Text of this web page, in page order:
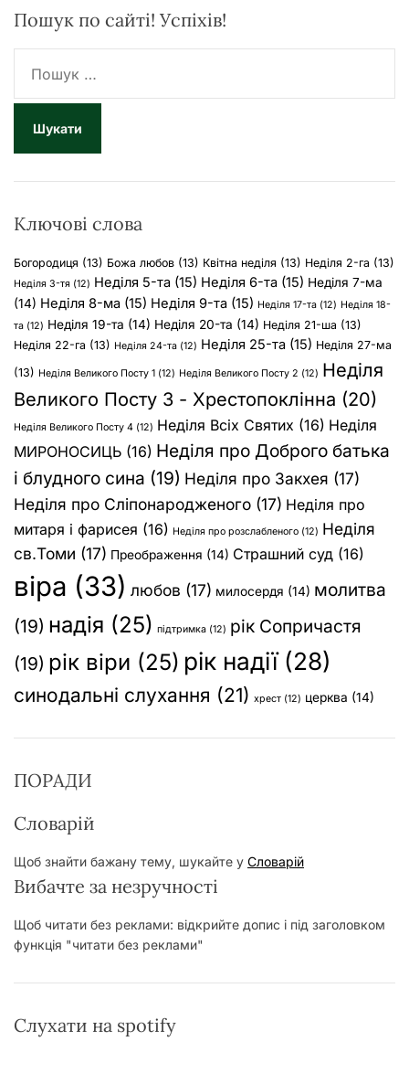
Пошук по сайті! Успіхів!
ш
к
Ключові слова
Богородиця (13) Божа любов (13) Квітна неділя (13) Неділя 2-га (13)
Неділя 3-тя (12) Неділя 5-та (15) Неділя 6-та (15) Неділя 7-ма
(14) Неділя 8-ма (15) Неділя 9-та (15) Неділя 17-та (12) Неділя 18-
та (12) Неділя 19-та (14) Неділя 20-та (14) Неділя 21-ша (13)
Неділя 22-га (13) Неділя 24-та (12) Неділя 25-та (15) Неділя 27-ма
(13) Неділя Великого Посту 1 (12) Неділя Великого Посту 2 (12) Неділя
Великого Посту 3 - Хрестопоклінна (20)
Неділя Великого Посту 4 (12) Неділя Всіх Святих (16) Неділя
МИРОНОСИЦЬ (16) Неділя про Доброго батька
і блудного сина (19) Неділя про Закхея (17)
Неділя про Сліпонародженого (17) Неділя про
митаря і фарисея (16) Неділя про розслабленого (12) Неділя
св.Томи (17) Преображення (14) Страшний суд (16)
віра (33) любов (17) милосердя (14) молитва
(19) надія (25) підтримка (12) рік Сопричастя
(19) рік віри (25) рік надії(28)
синодальні слухання (21) хрест (12) церква (14)
ПОРАДИ
Словарій
Щоб знайти бажану тему, шукайте у Словарій
Вибачте за незручності
Щоб читати без реклами: відкрийте допис і під заголовком
функція "читати без реклами"
Слухати на spotify